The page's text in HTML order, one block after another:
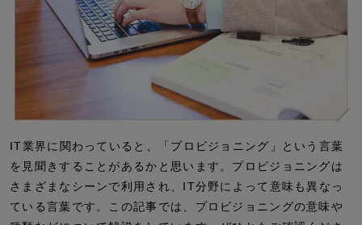
IT業界に関わっていると、「プロビジョニング」という言葉
を見聞きすることがあるかと思います。プロビジョニングは
さまざまなシーンで利用され、IT分野によって意味も異なっ
ている言葉です。この記事では、プロビジョニングの意味や